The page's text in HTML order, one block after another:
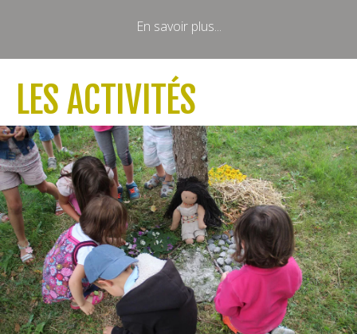
En savoir plus...
LES ACTIVITÉS